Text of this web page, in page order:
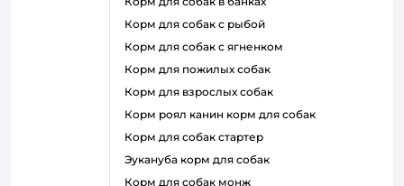
корм для собак с рыбой
корм для собак с ягненком
корм для пожилых собак
корм для взрослых собак
корм роял канин корм для собак
корм для собак стартер
эукануба корм для собак
корм для собак монж